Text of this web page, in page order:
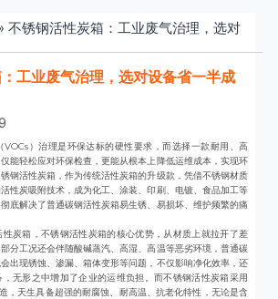
不锈钢活性炭箱：工业废气治理，选对
工业废气治理，选对设备省一半成
VOCs）治理是环保达标的硬性要求，而选择一款耐用、高
能轻松应对环保检查，更能从根本上降低运维成本，实现环
钢活性炭箱，作为传统活性炭箱的升级款，凭借不锈钢材质
性炭吸附技术，成为化工、涂装、印刷、电镀、食品加工等
底解决了普通碳钢活性炭箱易生锈、易损坏、维护频繁的痛
炭箱，不锈钢活性炭箱的核心优势，从材质上就拉开了差
分工况还会伴随酸碱蒸汽、高湿、高温等恶劣环境，普通碳
出现锈蚀、渗漏、箱体变形等问题，不仅影响净化效率，还
无形之中增加了企业的运维负担。而不锈钢活性炭箱采用
，天生具备超强的耐腐蚀、耐高温、抗老化特性，无论是含